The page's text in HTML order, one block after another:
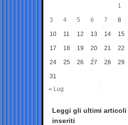
1
3 4 5 6 7 8
10 11 12 13 14 15
17 18 19 20 21 22
24 25 26 27 28 29
31
« Lug
Leggi gli ultimi articoli
inseriti